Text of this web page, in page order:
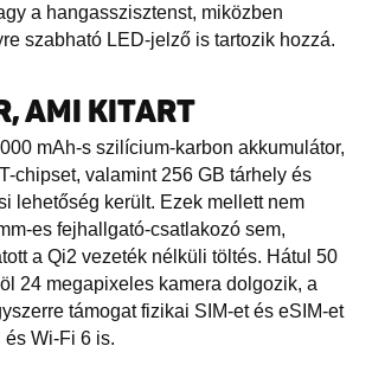
a hangasszisztenst, miközben
szabható LED-jelző is tartozik hozzá.
AMI KITART
mAh-s szilícium-karbon akkumulátor,
chipset, valamint 256 GB tárhely és
lehetőség került. Ezek mellett nem
es fejhallgató-csatlakozó sem,
a Qi2 vezeték nélküli töltés. Hátul 50
24 megapixeles kamera dolgozik, a
támogat fizikai SIM-et és eSIM-et
Wi‑Fi 6 is.